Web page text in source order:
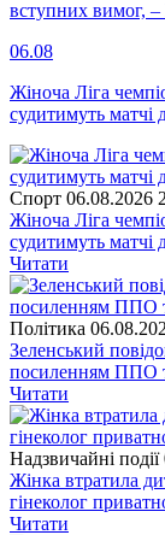
вступних вимог,
06.08
Жіноча Ліга
судитимуть матчі
Спорт 06.08.2026
Жіноча Ліга
судитимуть матчі
Читати
Полiтика
Зеленський
посиленням ППО
Читати
Надзвичайні події
Жінка втратила
гінеколог
Читати